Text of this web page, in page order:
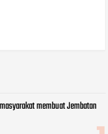
membuat Jembatan